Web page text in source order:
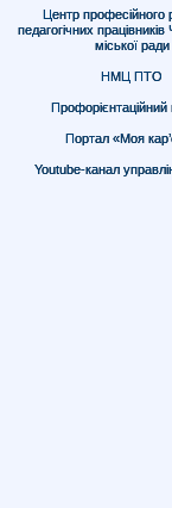
Центр професійного
педагогічних працівників
міської ради
НМЦ ПТО
Профорієнтаційний
Портал «Моя
Youtube-канал